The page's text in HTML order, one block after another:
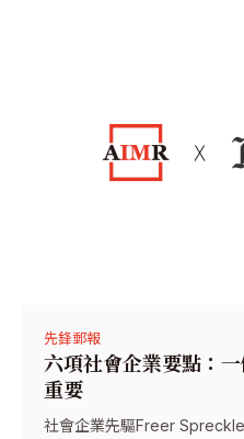
先鋒郵報
六項社會企業要點：
重要
社會企業先驅Freer